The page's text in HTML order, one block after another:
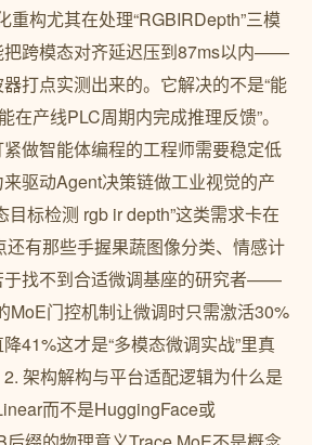
重构尤其在处理“RGBIRDepth”三模
把跨模态对齐延迟压到87ms以内——
打点实测出来的。它解决的不是“能
在产线PLC周期内完成推理反馈”。
做智能体编程的工程师需要稳定低
驱动Agent决策链做工业视觉的产
目标检测 rgb ir depth”这类需求卡在
还有那些手握果蔬图像分类、情感计
于找不到合适微调基座的研究者——
MoE门控机制让微调时只需激活30%
41%这才是“多模态微调实战”里真
架构解构与平台适配逻辑为什么是
而不是HuggingFace或